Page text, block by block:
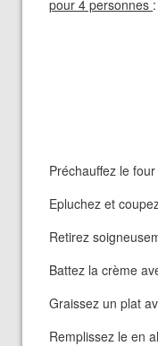
pour 4 personnes :
Préchauffez le
Epluchez et
Retirez
Battez la crème
Graissez un plat
Remplissez le en